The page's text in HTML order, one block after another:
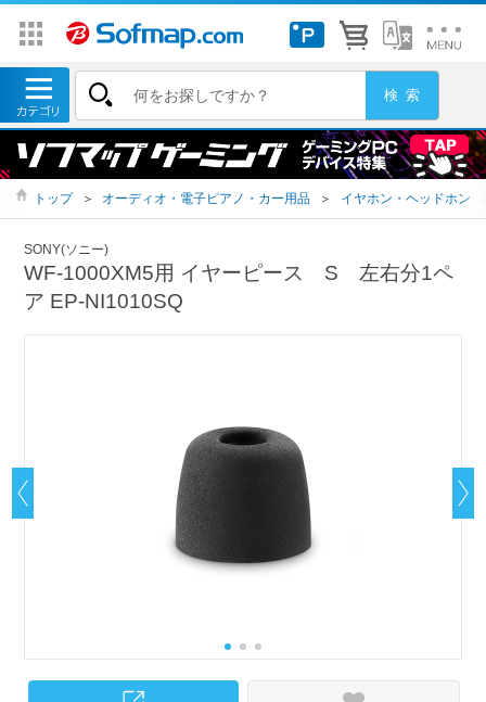
トップ ＞ オーディオ・電子ピアノ・カー用品 ＞ イヤホン・ヘッドホン
SONY(ソニー)
WF-1000XM5用 イヤーピース S 左右分1ペ
ア EP-NI1010SQ